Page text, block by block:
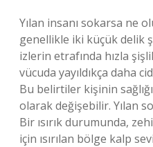
Yılan insanı sokarsa ne
genellikle iki küçük delik
izlerin etrafında hızla
vücuda yayıldıkça daha
Bu belirtiler kişinin
olarak değişebilir. Yılan
Bir ısırık durumunda,
için ısırılan bölge kalp